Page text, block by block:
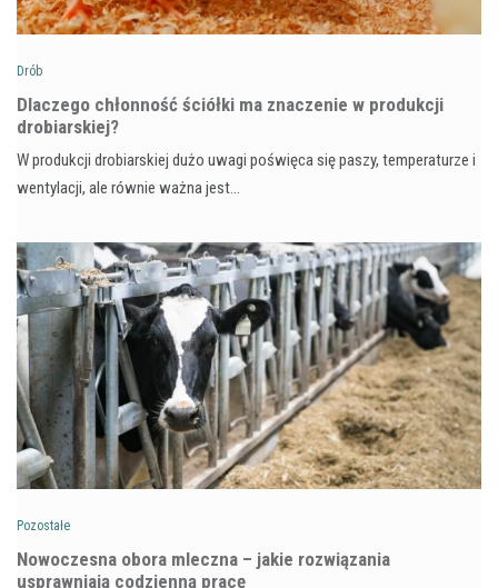
Drób
Dlaczego chłonność ściółki ma znaczenie w produkcji
drobiarskiej?
W produkcji drobiarskiej dużo uwagi poświęca się paszy, temperaturze i
wentylacji, ale równie ważna jest…
Pozostałe
Nowoczesna obora mleczna – jakie rozwiązania
usprawniają codzienną pracę